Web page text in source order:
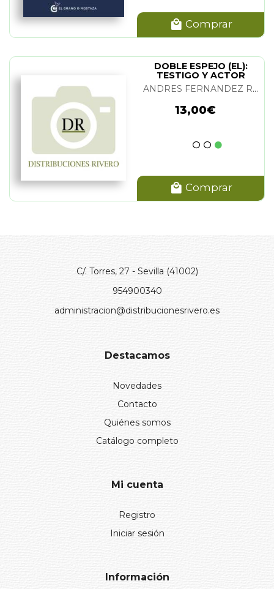
Comprar
DOBLE ESPEJO (EL):
TESTIGO Y ACTOR
ANDRES FERNANDEZ ROSEÑADA
13,00€
Comprar
C/. Torres, 27 - Sevilla (41002)
954900340
administracion@distribucionesrivero.es
Destacamos
Novedades
Contacto
Quiénes somos
Catálogo completo
Mi cuenta
Registro
Iniciar sesión
Información